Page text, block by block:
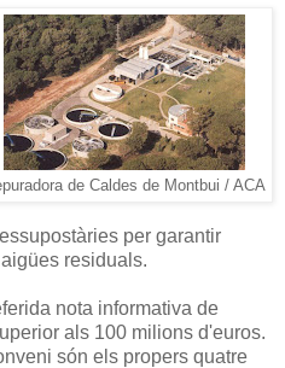
de Caldes de Montbui / ACA
per garantir
residuals.
nota informativa de
als 100 milions d'euros.
són els propers quatre